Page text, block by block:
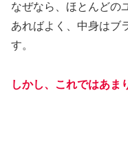
なぜなら、ほとんどの
あればよく、中身はブ
す。
しかし、これではあま